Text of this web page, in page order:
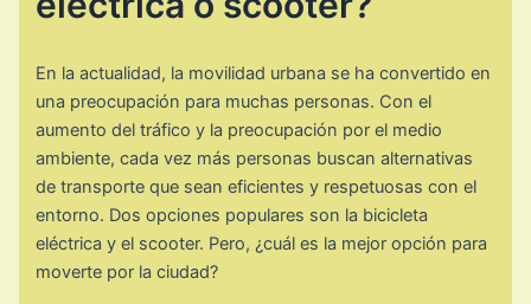
En la actualidad, la movilidad urbana se ha convertido en
una preocupación para muchas personas. Con el
aumento del tráfico y la preocupación por el medio
ambiente, cada vez más personas buscan alternativas
de transporte que sean eficientes y respetuosas con el
entorno. Dos opciones populares son la bicicleta
eléctrica y el scooter. Pero, ¿cuál es la mejor opción para
moverte por la ciudad?